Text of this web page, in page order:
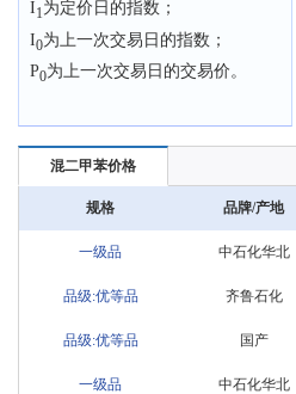
I1 为定价日的指数；
I0为上一次交易日的指数；
P0为上一次交易日的交易价。
混二甲苯价格
规格 品牌/产地
一级品 中石化华北
品级:优等品 齐鲁石化
品级:优等品 国产
一级品 中石化华北